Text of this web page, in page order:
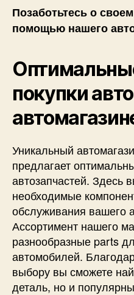
Позаботьтесь о
помощью нашего
покупки
Уникальный
предлагает
автозапчастей. Здесь
необходимые
обслуживания вашего
Ассортимент нашего
разнообразные parts
автомобилей.
выбору вы сможете
деталь, но и